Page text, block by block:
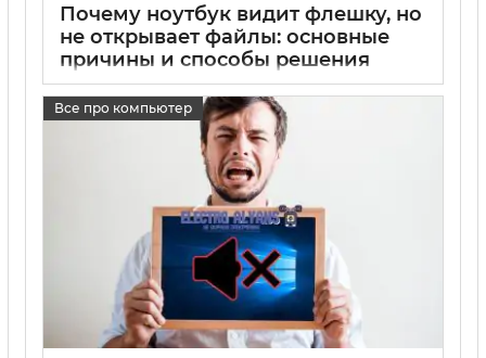
Почему ноутбук видит флешку, но
не открывает файлы: основные
причины и способы решения
Все про компьютер